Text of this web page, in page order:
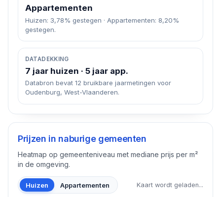
Appartementen
Huizen: 3,78% gestegen · Appartementen: 8,20%
gestegen.
DATADEKKING
7 jaar huizen · 5 jaar app.
Databron bevat 12 bruikbare jaarmetingen voor
Oudenburg, West-Vlaanderen.
Prijzen in naburige gemeenten
Heatmap op gemeenteniveau met mediane prijs per m²
in de omgeving.
Huizen Appartementen Kaart wordt geladen...